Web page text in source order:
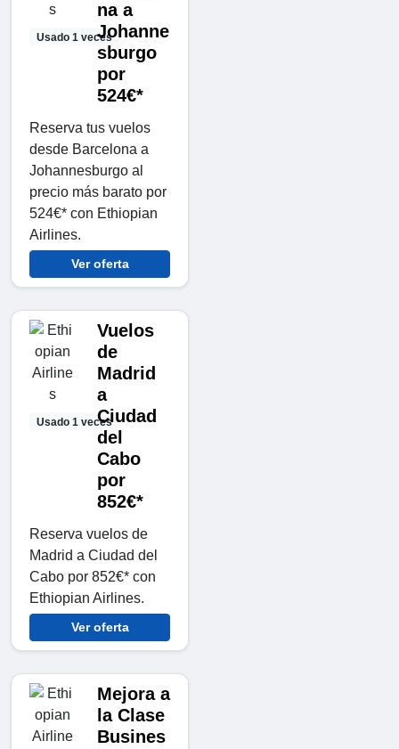
Usado 1 veces
na a
Johanne
sburgo
por
524€*
Reserva tus vuelos
desde Barcelona a
Johannesburgo al
precio más barato por
524€* con Ethiopian
Airlines.
Ver oferta
Usado 1 veces
Vuelos
de
Madrid
a
Ciudad
del
Cabo
por
852€*
Reserva vuelos de
Madrid a Ciudad del
Cabo por 852€* con
Ethiopian Airlines.
Ver oferta
Mejora a
la Clase
Busines